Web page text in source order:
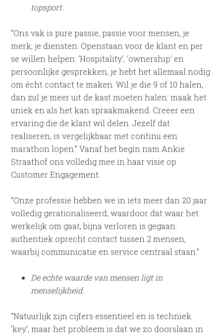
topsport.
“Ons vak is pure passie, passie voor mensen, je
merk, je diensten. Openstaan voor de klant en per
se willen helpen. ‘Hospitality’, ‘ownership’ en
persoonlijke gesprekken, je hebt het allemaal nodig
om écht contact te maken. Wil je die 9 of 10 halen,
dan zul je meer uit de kast moeten halen: maak het
uniek en als het kan spraakmakend. Creëer een
ervaring die de klant wil delen. Jezelf dat
realiseren, is vergelijkbaar met continu een
marathon lopen.” Vanaf het begin nam Ankie
Straathof ons volledig mee in haar visie op
Customer Engagement.
“Onze professie hebben we in iets meer dan 20 jaar
volledig gerationaliseerd, waardoor dat waar het
werkelijk om gaat, bijna verloren is gegaan:
authentiek oprecht contact tussen 2 mensen,
waarbij communicatie en service centraal staan.”
De echte waarde van mensen ligt in
menselijkheid.
“Natuurlijk zijn cijfers essentieel en is techniek
‘key’, maar het probleem is dat we zo doorslaan in